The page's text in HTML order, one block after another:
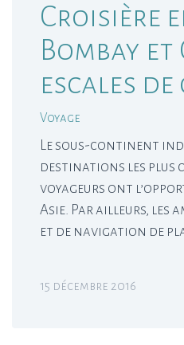
Croisière
Bombay
escales
Voyage
Le sous-continent
destinations les plus
voyageurs ont
Asie. Par ailleurs, les
et de navigation de
15 décembre 2016